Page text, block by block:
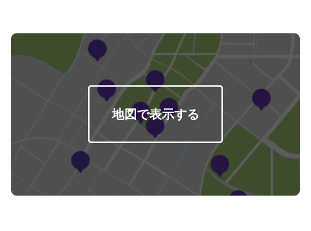
地図で表示する